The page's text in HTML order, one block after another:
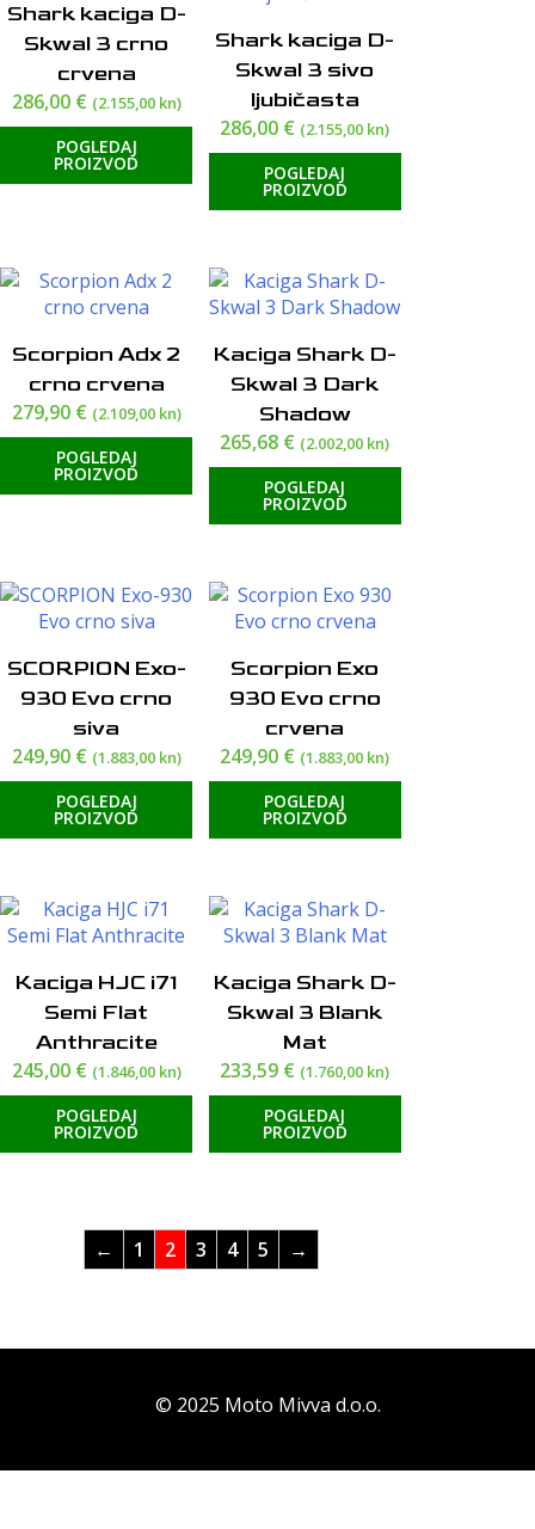
Shark kaciga D-
Skwal 3 crno
crvena
286,00 € (2.155,00 kn)
POGLEDAJ
PROIZVOD
Shark kaciga D-
Skwal 3 sivo
ljubičasta
286,00 € (2.155,00 kn)
POGLEDAJ
PROIZVOD
Scorpion Adx 2
crno crvena
279,90 € (2.109,00 kn)
POGLEDAJ
PROIZVOD
Kaciga Shark D-
Skwal 3 Dark
Shadow
265,68 € (2.002,00 kn)
POGLEDAJ
PROIZVOD
SCORPION Exo-
930 Evo crno
siva
249,90 € (1.883,00 kn)
POGLEDAJ
PROIZVOD
Scorpion Exo
930 Evo crno
crvena
249,90 € (1.883,00 kn)
POGLEDAJ
PROIZVOD
Kaciga HJC i71
Semi Flat
Anthracite
245,00 € (1.846,00 kn)
POGLEDAJ
PROIZVOD
Kaciga Shark D-
Skwal 3 Blank
Mat
233,59 € (1.760,00 kn)
POGLEDAJ
PROIZVOD
← 1 2 3 4 5 →
© 2025 Moto Mivva d.o.o.